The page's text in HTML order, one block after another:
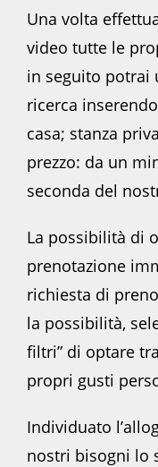
Una volta
video tutte le
in seguito potrai
ricerca
casa; stanza
prezzo: da un
seconda del
La possibilità di
prenotazione
richiesta di
la possibilità,
filtri” di optare
propri gusti
Individuato
nostri bisogni lo